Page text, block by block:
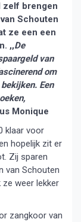
zelf brengen
Schouten
ze een een
,,De
van
om
Een
Monique
klaar voor
hopelijk zit er
Zij sparen
van Schouten
ze weer lekker
zangkoor van